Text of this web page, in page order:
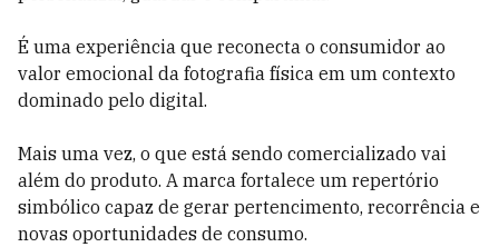
É uma experiência que reconecta o consumidor ao
valor emocional da fotografia física em um contexto
dominado pelo digital.
Mais uma vez, o que está sendo comercializado vai
além do produto. A marca fortalece um repertório
simbólico capaz de gerar pertencimento, recorrência e
novas oportunidades de consumo.